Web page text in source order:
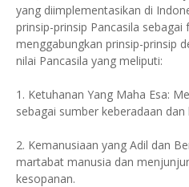
yang diimplementasikan di
prinsip-prinsip Pancasila sebagai
menggabungkan prinsip-prinsip
nilai Pancasila yang meliputi:
1. Ketuhanan Yang Maha Esa:
sebagai sumber keberadaan
2. Kemanusiaan yang Adil dan
martabat manusia dan
kesopanan.